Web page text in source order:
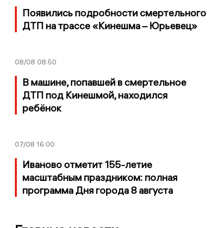
Появились подробности смертельного
ДТП на трассе «Кинешма – Юрьевец»
08/08 08:50
В машине, попавшей в смертельное
ДТП под Кинешмой, находился
ребёнок
07/08 16:00
Иваново отметит 155-летие
масштабным праздником: полная
программа Дня города 8 августа